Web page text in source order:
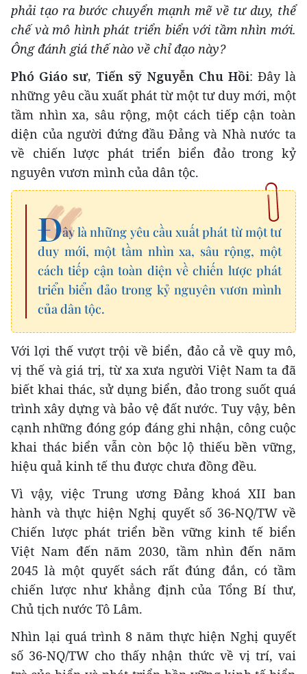
phải tạo ra bước chuyển mạnh mẽ về tư duy, thể
chế và mô hình phát triển biển với tầm nhìn mới.
Ông đánh giá thế nào về chỉđạo này?
Phó Giáo sư, Tiến sỹ Nguyễn Chu Hồi: Đây là
những yêu cầu xuất phát từ một tư duy mới, một
tầm nhìn xa, sâu rộng, một cách tiếp cận toàn
diện của người đứng đầu Đảng và Nhà nước ta
về chiến lược phát triển biển đảo trong kỷ
nguyên vươn mình của dân tộc.
Đây là những yêu cầu xuất phát từ một tư
duy mới, một tầm nhìn xa, sâu rộng, một
cách tiếp cận toàn diện về chiến lược phát
triển biển đảo trong kỷ nguyên vươn mình
của dân tộc.
Với lợi thế vượt trội về biển, đảo cả về quy mô,
vị thế và giá trị, từ xa xưa người Việt Nam ta đã
biết khai thác, sử dụng biển, đảo trong suốt quá
trình xây dựng và bảo vệ đất nước. Tuy vậy, bên
cạnh những đóng góp đáng ghi nhận, công cuộc
khai thác biển vẫn còn bộc lộ thiếu bền vững,
hiệu quả kinh tế thu được chưa đồng đều.
Vì vậy, việc Trung ương Đảng khoá XII ban
hành và thực hiện Nghị quyết số 36-NQ/TW về
Chiến lược phát triển bền vững kinh tế biển
Việt Nam đến năm 2030, tầm nhìn đến năm
2045 là một quyết sách rất đúng đắn, có tầm
chiến lược như khẳng định của Tổng Bí thư,
Chủ tịch nước Tô Lâm.
Nhìn lại quá trình 8 năm thực hiện Nghị quyết
số 36-NQ/TW cho thấy nhận thức về vị trí, vai